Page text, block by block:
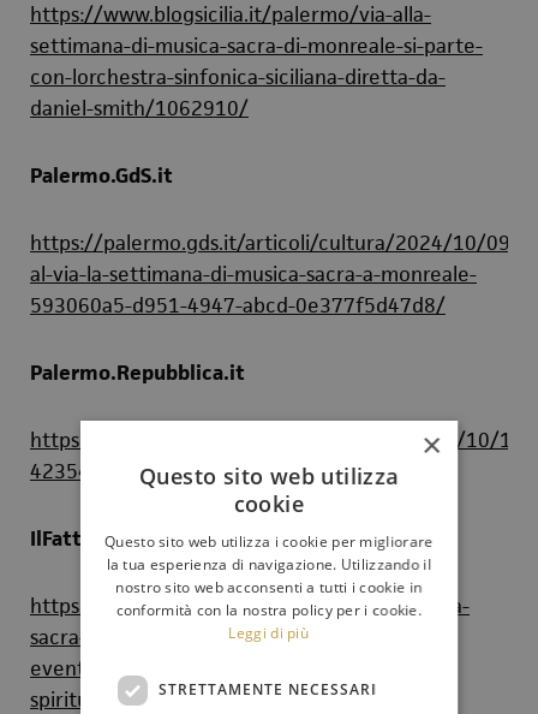
https://www.blogsicilia.it/palermo/via-alla-
settimana-di-musica-sacra-di-monreale-si-parte-
con-lorchestra-sinfonica-siciliana-diretta-da-
daniel-smith/1062910/
Palermo.GdS.it
https://palermo.gds.it/articoli/cultura/2024/10/09/
al-via-la-settimana-di-musica-sacra-a-monreale-
593060a5-d951-4947-abcd-0e377f5d47d8/
Palermo.Repubblica.it
https://palermo.repubblica.it/weekend/2024/10/10/
423546689/
IlFattodiPalermo.it
https://ilfattodipalermo.it/2024/10/la-musica-
sacra-incontra-il-sax-scopri-perche-questo-
evento-cambiera-la-tua-percezione-della-
spiritualita.html
×
Questo sito web utilizza
cookie
Questo sito web utilizza i cookie per migliorare
la tua esperienza di navigazione. Utilizzando il
nostro sito web acconsenti a tutti i cookie in
conformità con la nostra policy per i cookie.
Leggi di più
STRETTAMENTE NECESSARI